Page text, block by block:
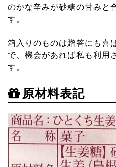
のかな辛みが砂糖の甘みと
す。
箱入りのものは贈答にも喜
で、機会があれば私も利用
す。
原材料表記